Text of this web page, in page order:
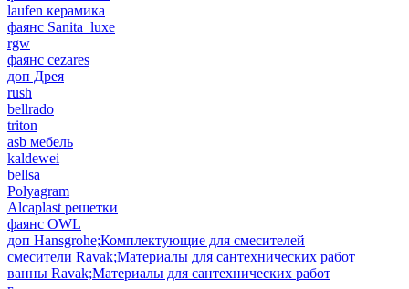
laufen керамика
фаянс Sanita_luxe
rgw
фаянс cezares
доп Дрея
rush
bellrado
triton
asb мебель
kaldewei
bellsa
Polyagram
Alcaplast решетки
фаянс OWL
доп Hansgrohe;Комплектующие для смесителей
смесители Ravak;Материалы для сантехнических работ
ванны Ravak;Материалы для сантехнических работ